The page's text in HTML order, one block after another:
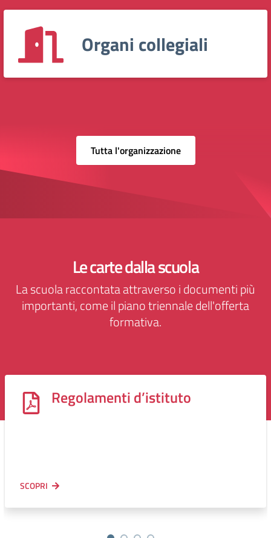
Organi collegiali
Tutta l'organizzazione
Le carte dalla scuola
La scuola raccontata attraverso i documenti più
importanti, come il piano triennale dell'offerta
formativa.
Regolamenti d’istituto
SCOPRI